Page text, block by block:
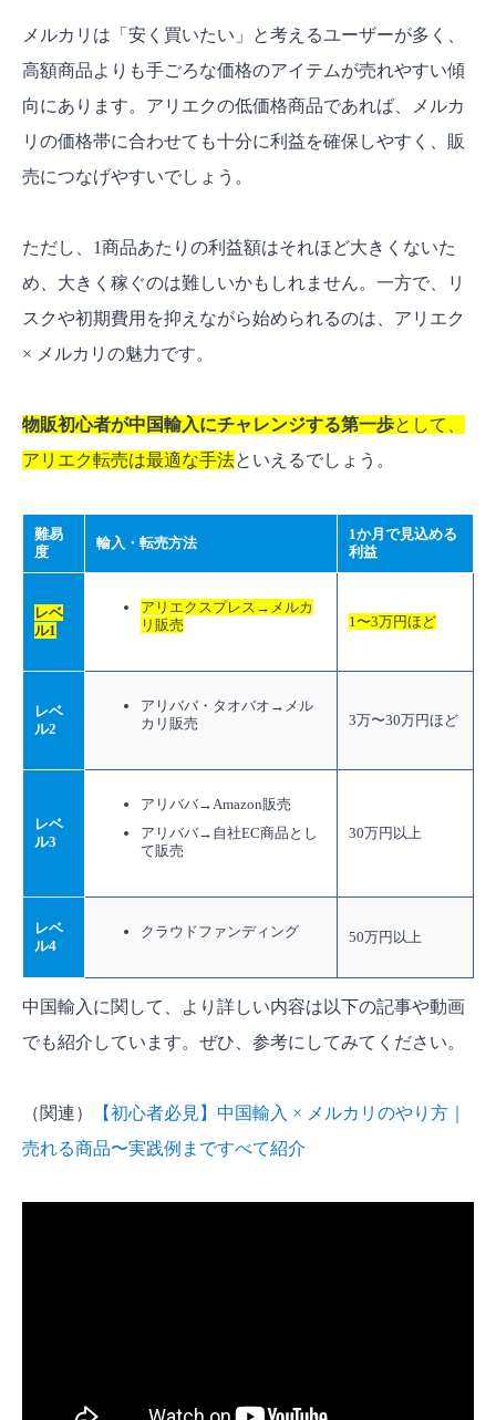
アリエク転売の次のステップ
アリエク転売って違法性はないですか？
けないものは何ですか？
アリエク転売はメルカリのリサーチから始めよ
メルカリは「安く買いたい」と考えるユーザーが多く、
高額商品よりも手ごろな価格のアイテムが売れやすい傾
向にあります。アリエクの低価格商品であれば、メルカ
リの価格帯に合わせても十分に利益を確保しやすく、販
売につなげやすいでしょう。
ただし、1商品あたりの利益額はそれほど大きくないた
め、大きく稼ぐのは難しいかもしれません。一方で、リ
スクや初期費用を抑えながら始められるのは、アリエク
× メルカリの魅力です。
物販初心者が中国輸入にチャレンジする第一歩として、
アリエク転売は最適な手法といえるでしょう。
難易
度
輸入・転売方法
1か月で見込める
利益
レベ
ル1
アリエクスプレス→メルカ
リ販売
1〜3万円ほど
レベ
ル2
アリババ・タオバオ→メル
カリ販売
3万〜30万円ほど
レベ
ル3
アリババ→Amazon販売
アリババ→自社EC商品とし
て販売
30万円以上
レベ
ル4
クラウドファンディング 50万円以上
中国輸入に関して、より詳しい内容は以下の記事や動画
でも紹介しています。ぜひ、参考にしてみてください。
（関連）
【初心者必見】中国輸入 × メルカリのやり方｜
売れる商品〜実践例まですべて紹介